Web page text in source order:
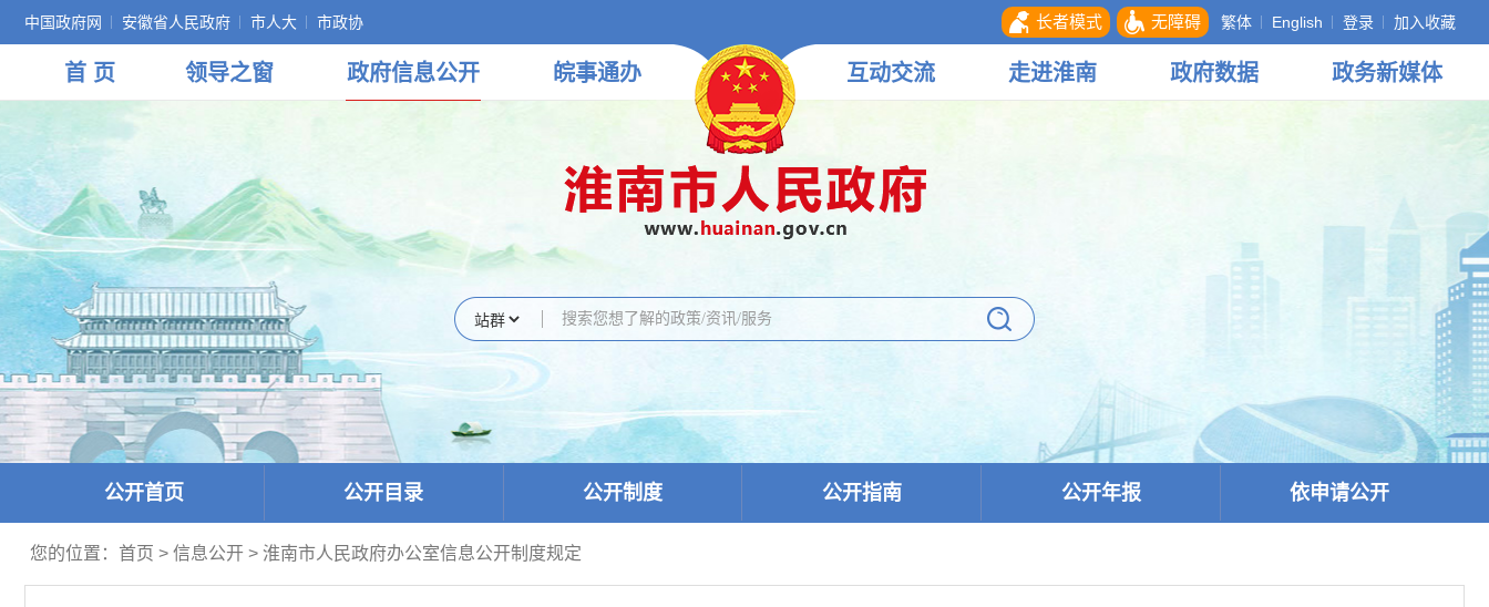
中国政府网 安徽省人民政府 市人大 市政协 长者模式 无障碍 繁体 English 登录 加入收藏
首 页 领导之窗 政府信息公开 皖事通办 互动交流 走进淮南 政府数据 政务新媒体
公开首页 公开目录 公开制度 公开指南 公开年报 依申请公开
您的位置： 首页 > 信息公开 > 淮南市人民政府办公室信息公开制度规定